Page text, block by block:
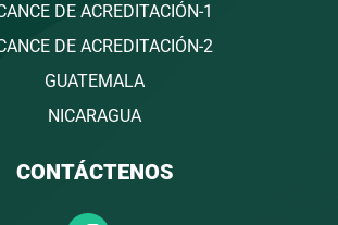
DE ACREDITACIÓN-1
DE ACREDITACIÓN-2
GUATEMALA
NICARAGUA
CONTÁCTENOS